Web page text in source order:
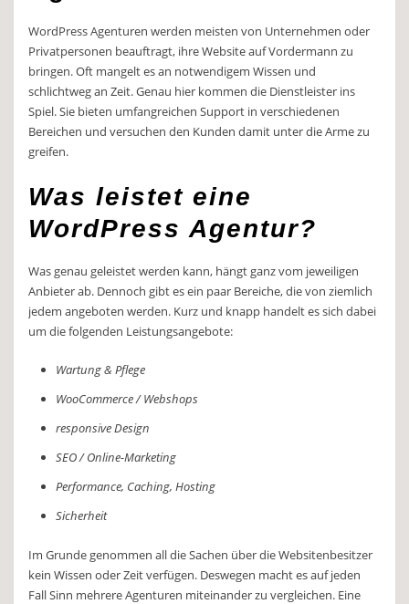
WordPress Agenturen werden meisten von Unternehmen oder
Privatpersonen beauftragt, ihre Website auf Vordermann zu
bringen. Oft mangelt es an notwendigem Wissen und
schlichtweg an Zeit. Genau hier kommen die Dienstleister ins
Spiel. Sie bieten umfangreichen Support in verschiedenen
Bereichen und versuchen den Kunden damit unter die Arme zu
greifen.
Was leistet eine
WordPress Agentur?
Was genau geleistet werden kann, hängt ganz vom jeweiligen
Anbieter ab. Dennoch gibt es ein paar Bereiche, die von ziemlich
jedem angeboten werden. Kurz und knapp handelt es sich dabei
um die folgenden Leistungsangebote:
Wartung & Pflege
WooCommerce / Webshops
responsive Design
SEO / Online-Marketing
Performance, Caching, Hosting
Sicherheit
Im Grunde genommen all die Sachen über die Websitenbesitzer
kein Wissen oder Zeit verfügen. Deswegen macht es auf jeden
Fall Sinn mehrere Agenturen miteinander zu vergleichen. Eine